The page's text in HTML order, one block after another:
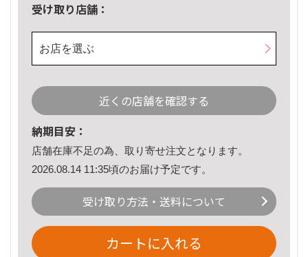
受け取り店舗：
お店を選ぶ
近くの店舗を確認する
納期目安：
店舗在庫不足の為、取り寄せ注文となります。
2026.08.14 11:35頃のお届け予定です。
受け取り方法・送料について
カートに入れる